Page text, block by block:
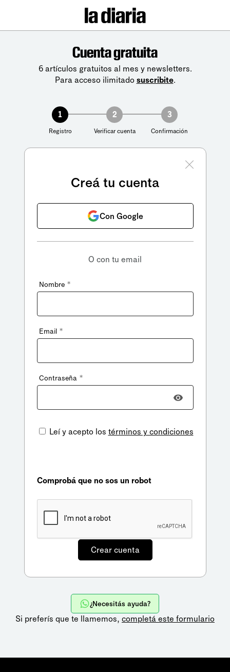
Cuenta gratuita
6 artículos gratuitos al mes y newsletters.
Para acceso ilimitado suscribite.
1
Registro
2
Verificar cuenta
3
Confirmación
Creá tu cuenta
Con Google
O con tu email
Nombre *
Email *
Contraseña *
Leí y acepto los términos y condiciones
Comprobá que no sos un robot
¿Necesitás ayuda?
Si preferís que te llamemos, completá este formulario